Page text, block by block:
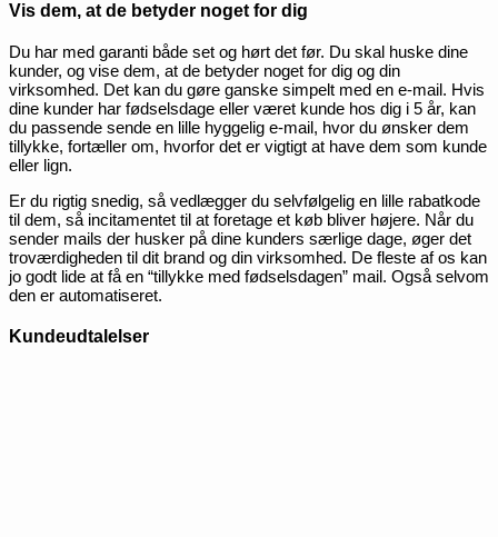
Vis dem, at de betyder noget for dig
Du har med garanti både set og hørt det før. Du skal huske dine
kunder, og vise dem, at de betyder noget for dig og din
virksomhed. Det kan du gøre ganske simpelt med en e-mail. Hvis
dine kunder har fødselsdage eller været kunde hos dig i 5 år, kan
du passende sende en lille hyggelig e-mail, hvor du ønsker dem
tillykke, fortæller om, hvorfor det er vigtigt at have dem som kunde
eller lign.
Er du rigtig snedig, så vedlægger du selvfølgelig en lille rabatkode
til dem, så incitamentet til at foretage et køb bliver højere. Når du
sender mails der husker på dine kunders særlige dage, øger det
troværdigheden til dit brand og din virksomhed. De fleste af os kan
jo godt lide at få en “tillykke med fødselsdagen” mail. Også selvom
den er automatiseret.
Kundeudtalelser